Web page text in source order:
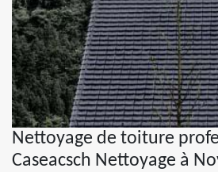
Nettoyage de toiture
Caseacsch Nettoyage à